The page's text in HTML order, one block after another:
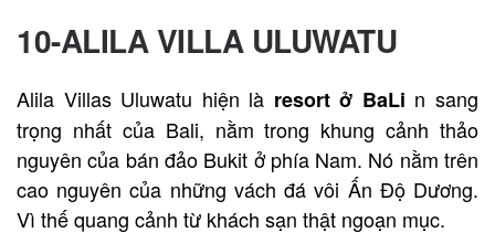
10-ALILA VILLA ULUWATU
Alila Villas Uluwatu hiện là resort ở BaLi n sang
trọng nhất của Bali, nằm trong khung cảnh thảo
nguyên của bán đảo Bukit ở phía Nam. Nó nằm trên
cao nguyên của những vách đá vôi Ấn Độ Dương.
Vì thế quang cảnh từ khách sạn thật ngoạn mục.